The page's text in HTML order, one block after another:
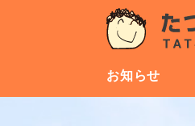
お知らせ